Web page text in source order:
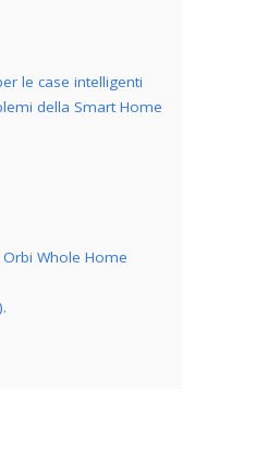
le case intelligenti
della Smart Home
Orbi Whole Home